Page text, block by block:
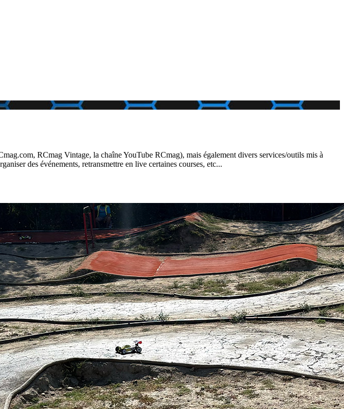
RCmag Vintage, la chaîne YouTube RCmag), mais également divers services/outils mis à
des événements, retransmettre en live certaines courses, etc...